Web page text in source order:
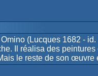
(Lucques 1682 -
Il réalisa des
le reste de son œuvre